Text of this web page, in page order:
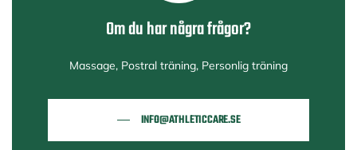
Om du har några frågor?
Massage, Postral träning, Personlig träning
INFO@ATHLETICCARE.SE